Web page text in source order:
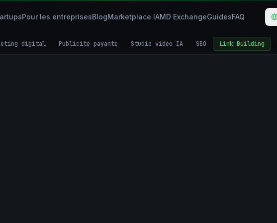
Pour les entreprisesBlogMarketplace IAMD ExchangeGuidesFAQ
digital Publicité payante Studio vidéo IA SEO Link Building